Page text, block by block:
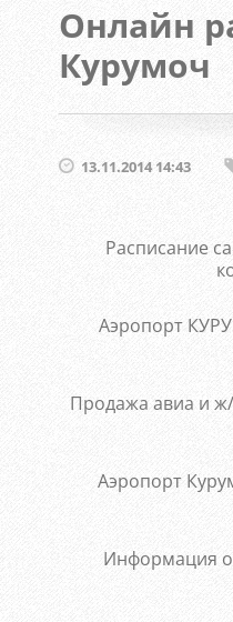
Онлайн
Курумоч
13.11.2014 14:43
Расписание
Аэропорт
Продажа авиа и
Аэропорт
Информация о